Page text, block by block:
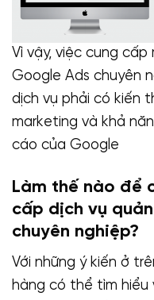
Vì vậy, việc cung
Google Ads chuyên
dịch vụ phải có kiến
marketing và khả
cáo của Google
Làm thế nào để
cấp dịch vụ
chuyên nghiệp?
Với những ý kiến ở
hàng có thể tìm hiểu